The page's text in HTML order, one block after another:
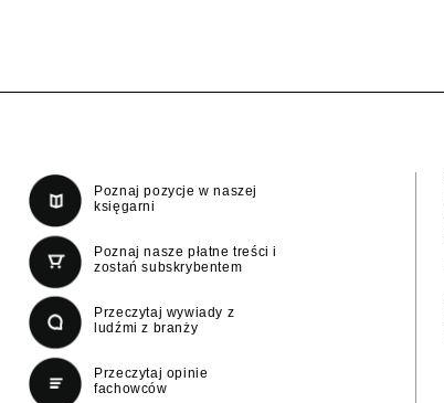
Poznaj pozycje w naszej
księgarni
Poznaj nasze płatne treści i
zostań subskrybentem
Przeczytaj wywiady z
ludźmi z branży
Przeczytaj opinie
fachowców